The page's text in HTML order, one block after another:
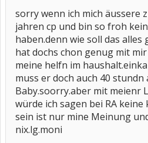
sorry wenn ich mich äussere
jahren cp und bin so froh
haben.denn wie soll das
hat dochs chon genug mit
meine helfn im
muss er doch auch 40
Baby.soorry.aber mit meienr
würde ich sagen bei RA
sein ist nur mine Meinung
nix.lg.moni